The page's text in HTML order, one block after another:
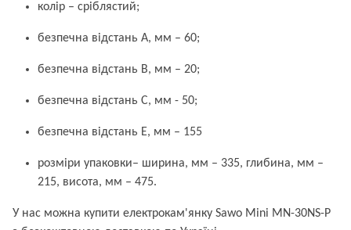
колір – сріблястий;
безпечна відстань A, мм – 60;
безпечна відстань B, мм – 20;
безпечна відстань C, мм - 50;
безпечна відстань E, мм – 155
розміри упаковки– ширина, мм – 335, глибина, мм –
215, висота, мм – 475.
У нас можна купити електрокам'янку Sawo Mini MN-30NS-P